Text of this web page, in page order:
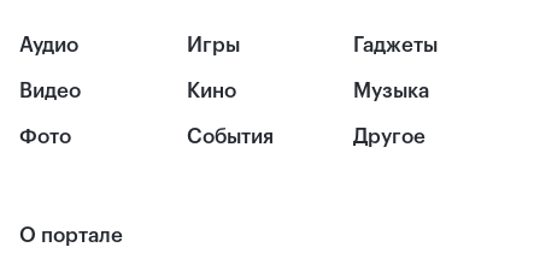
Аудио
Видео
Фото
Игры
Кино
События
Гаджеты
Музыка
Другое
О портале